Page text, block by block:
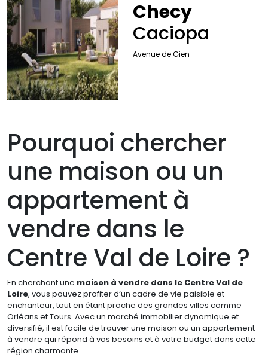
Checy
Caciopa
Avenue de Gien
Pourquoi chercher
une maison ou un
appartement à
vendre dans le
Centre Val de Loire ?
En cherchant une maison à vendre dans le Centre Val de
Loire, vous pouvez profiter d’un cadre de vie paisible et
enchanteur, tout en étant proche des grandes villes comme
Orléans et Tours. Avec un marché immobilier dynamique et
diversifié, il est facile de trouver une maison ou un appartement
à vendre qui répond à vos besoins et à votre budget dans cette
région charmante.